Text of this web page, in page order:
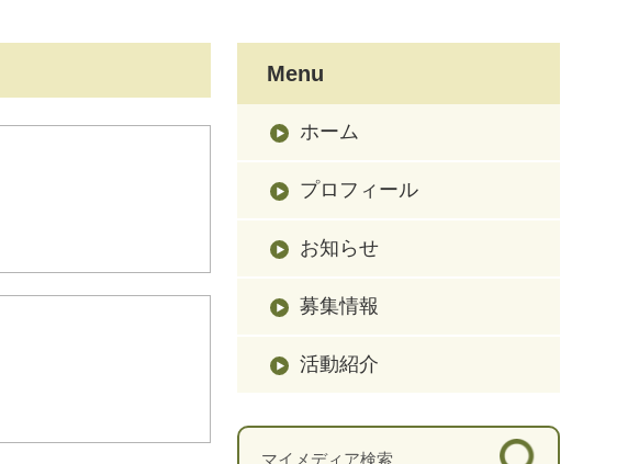
Menu
ホーム
プロフィール
お知らせ
募集情報
活動紹介